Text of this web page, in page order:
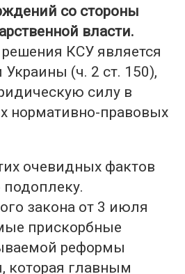
со стороны
власти.
КСУ является
(ч. 2 ст. 150),
силу в
нормативно-правовых
очевидных фактов
закона от 3 июля
прискорбные
реформы
которая главным